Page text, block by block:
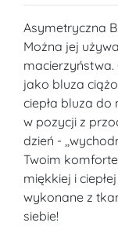
Asymetryczna
Można jej
jako bluza
ciepła bluza do
w pozycji z
dzień -
Twoim
miękkiej i
wykonane z
siebie!